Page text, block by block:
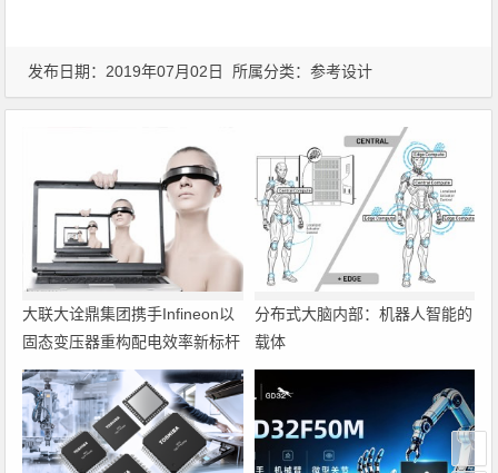
发布日期：2019年07月02日 所属分类：参考设计
大联大诠鼎集团携手Infineon以
固态变压器重构配电效率新标杆
分布式大脑内部：机器人智能的
载体